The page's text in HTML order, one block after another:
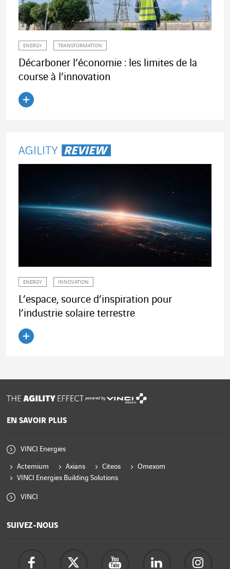
ENERGY TRANSFORMATION
Décarboner l’économie : les limites de la
course à l’innovation
ENERGY INNOVATION
L’espace, source d’inspiration pour
l’industrie solaire terrestre
powered by
EN SAVOIR PLUS
VINCI Energies
Actemium Axians Citeos
Omexom
VINCI Energies Building Solutions
VINCI
SUIVEZ-NOUS